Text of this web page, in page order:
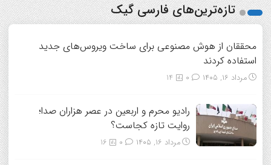
تازه‌ترین‌های فارسی گیک
محققان از هوش مصنوعی برای ساخت ویروس‌های جدید
استفاده کردند
مرداد ۱۶, ۱۴۰۵ 14
رادیو محرم و اربعین در عصر هزاران صدا؛
روایت تازه کجاست؟
مرداد ۱۶, ۱۴۰۵ 16